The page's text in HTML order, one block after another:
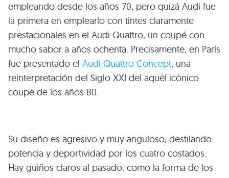
empleando desde los años 70, pero quizá Audi fue
la primera en emplearlo con tintes claramente
prestacionales en el Audi Quattro, un coupé con
mucho sabor a años ochenta. Precisamente, en París
fue presentado el Audi Quattro Concept, una
reinterpretación del Siglo XXI del aquél icónico
coupé de los años 80.
Su diseño es agresivo y muy anguloso, destilando
potencia y deportividad por los cuatro costados.
Hay guiños claros al pasado, como la forma de los